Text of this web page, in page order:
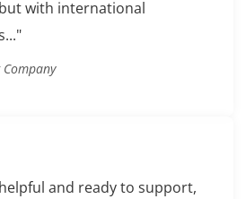
with international
and ready to support,